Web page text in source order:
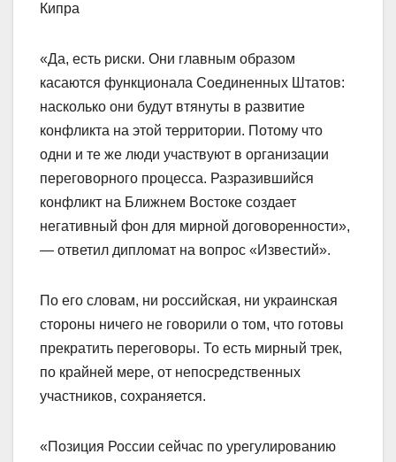
Кипра
«Да, есть риски. Они главным образом
касаются функционала Соединенных Штатов:
насколько они будут втянуты в развитие
конфликта на этой территории. Потому что
одни и те же люди участвуют в организации
переговорного процесса. Разразившийся
конфликт на Ближнем Востоке создает
негативный фон для мирной договоренности»,
— ответил дипломат на вопрос «Известий».
По его словам, ни российская, ни украинская
стороны ничего не говорили о том, что готовы
прекратить переговоры. То есть мирный трек,
по крайней мере, от непосредственных
участников, сохраняется.
«Позиция России сейчас по урегулированию